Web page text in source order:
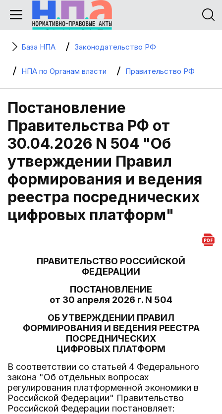
База НПА Законодательство РФ
НПА по Органам власти Правительство РФ
Постановление
Правительства РФ от
30.04.2026 N 504 "Об
утверждении Правил
формирования и ведения
реестра посреднических
цифровых платформ"
ПРАВИТЕЛЬСТВО РОССИЙСКОЙ
ФЕДЕРАЦИИ
ПОСТАНОВЛЕНИЕ
от 30 апреля 2026 г. N 504
ОБ УТВЕРЖДЕНИИ ПРАВИЛ
ФОРМИРОВАНИЯ И ВЕДЕНИЯ РЕЕСТРА
ПОСРЕДНИЧЕСКИХ
ЦИФРОВЫХ ПЛАТФОРМ
В соответствии со статьей 4 Федерального
закона "Об отдельных вопросах
регулирования платформенной экономики в
Российской Федерации" Правительство
Российской Федерации постановляет: